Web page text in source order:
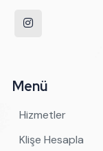
Menü
Hizmetler
Klişe Hesapla